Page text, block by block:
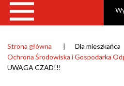
Ścieżka
nawigacyjna
Strona główna
Dla mieszkańca
Ochrona Środowiska i Gospodarka
UWAGA CZAD!!!